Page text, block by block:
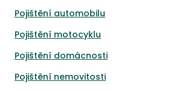
Pojištění automobilu
Pojištění motocyklu
Pojištění domácnosti
Pojištění nemovitosti